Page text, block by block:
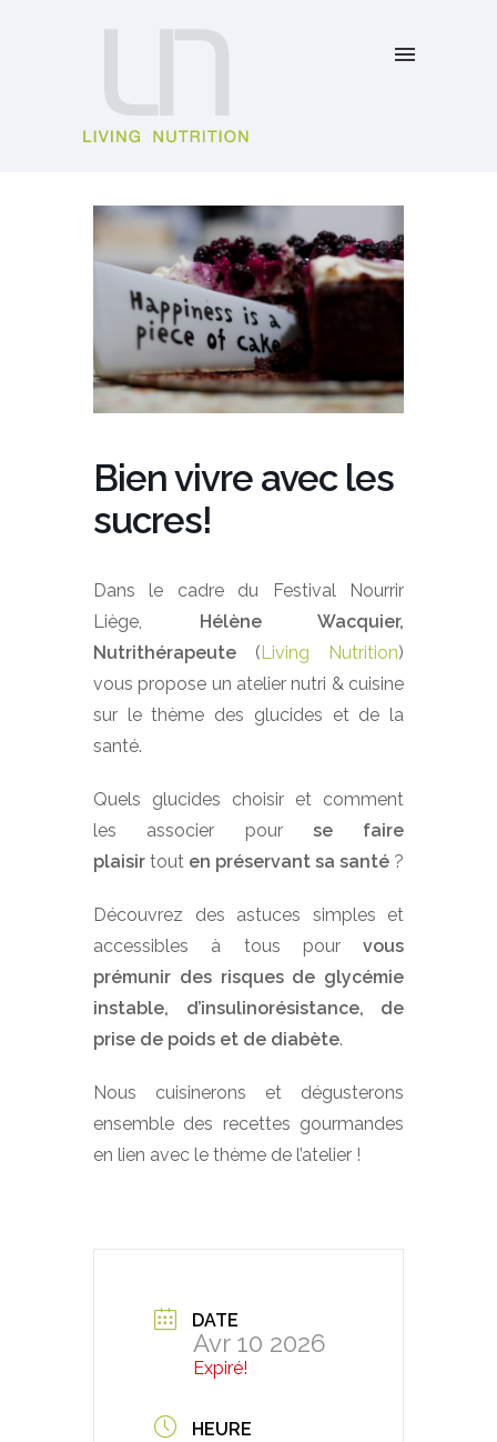
Bien vivre avec les
sucres!
Dans le cadre du Festival Nourrir
Liège, Hélène Wacquier,
Nutrithérapeute (Living Nutrition)
vous propose un atelier nutri & cuisine
sur le thème des glucides et de la
santé.
Quels glucides choisir et comment
les associer pour se faire
plaisir tout en préservant sa santé ?
Découvrez des astuces simples et
accessibles à tous pour vous
prémunir des risques de glycémie
instable, d’insulinorésistance, de
prise de poids et de diabète.
Nous cuisinerons et dégusterons
ensemble des recettes gourmandes
en lien avec le thème de l’atelier !
DATE
Avr 10 2026
Expiré!
HEURE